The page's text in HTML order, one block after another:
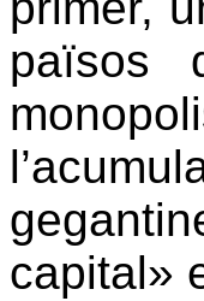
països
capital»